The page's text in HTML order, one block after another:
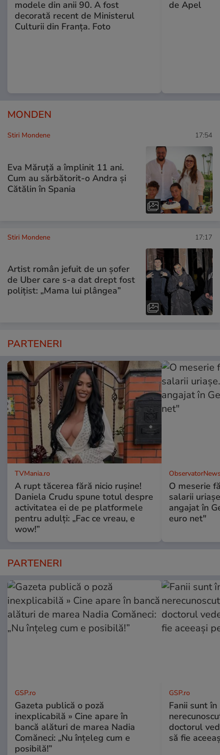
modele din anii 90. A fost
decorată recent de Ministerul
Culturii din Franța. Foto
de Apel
MONDEN
Stiri Mondene 17:54
Eva Măruță a împlinit 11 ani.
Cum au sărbătorit-o Andra și
Cătălin în Spania
Stiri Mondene 17:17
Artist român jefuit de un șofer
de Uber care s-a dat drept fost
polițist: „Mama lui plângea”
PARTENERI
TVMania.ro
A rupt tăcerea fără nicio rușine!
Daniela Crudu spune totul despre
activitatea ei de pe platformele
pentru adulți: „Fac ce vreau, e
wow!”
O meserie
salarii
angajat în
euro net"
PARTENERI
GSP.ro
Gazeta publică o poză
inexplicabilă » Cine apare în
bancă alături de marea Nadia
Comăneci: „Nu înțeleg cum e
posibilă!”
GSP.ro
Fanii sunt în
doctorul
să fie